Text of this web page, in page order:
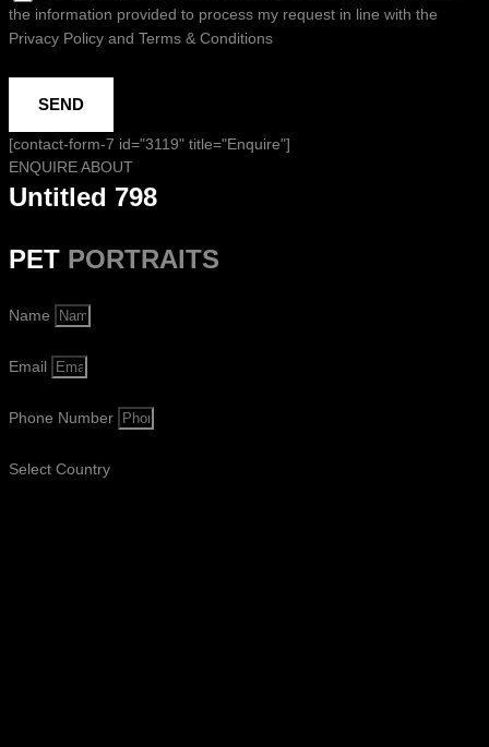
the information provided to process my request in line with the
Privacy Policy and Terms & Conditions
SEND
[contact-form-7 id="3119" title="Enquire"]
ENQUIRE ABOUT
Untitled 798
PET PORTRAITS
Name
Email
Phone Number
Select Country